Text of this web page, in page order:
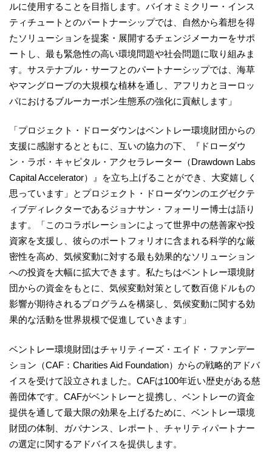
ルに使用することを目指します。バイオミミクリー・インス
ティチュートとのパートナーシップでは、自然から着想を得
たソリューションを提案・展開するチェンジメーカーをサポ
ートし、最も緊急性の高い環境問題や社会問題に取り組みま
す。サステナブル・サーフとのパートナーシップでは、海草
やマングローブの大規模な植林を通し、アフリカとヨーロッ
パにおけるブルーカーボン生態系の強化に貢献します」
「プロジェクト・ドローダウンはベントレー環境財団からの
支援に感謝するとともに、互いの協力の下、『ドローダウ
ン・ラボ・キャピタル・アクセラレーター（Drawdown Labs
Capital Accelerator）』を立ち上げることができ、大変嬉しく
思っています」とプロジェクト・ドローダウンのエグゼクテ
ィブディレクターであるジョナサン・フォーリー博士は語り
ます。「このコラボレーションによって世界中の慈善家や投
資家を支援し、彼らのポートフォリオに含まれる科学的な厳
密性を高め、気候変動に対する最も効果的なソリューション
への投資を大幅に拡大できます。私たちはベントレー環境財
団からの資金をもとに、気候変動対策として数百億ドルもの
影響が期待されるプログラムを構築し、気候変動に関する効
果的な活動を世界規模で促進していきます」
ベントレー環境財団はチャリティーズ・エイド・ファンデー
ション（CAF：Charities Aid Foundation）からの戦略的アドバ
イスを受けて設立されました。CAFは100年近い歴史がある慈
善団体です。CAFがベントレーと提携し、ベントレーの資金
提供を通して最大限の効果を上げるために、ベントレー環境
財団の体制、ガバナンス、レポート、チャリティパートナー
の選定に関するアドバイスを提供します。